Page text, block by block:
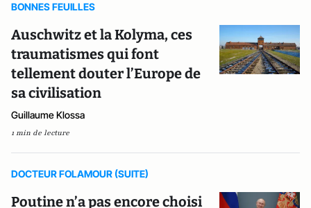
BONNES FEUILLES
Auschwitz et la Kolyma, ces
traumatismes qui font
tellement douter l’Europe de
sa civilisation
Guillaume Klossa
1 min de lecture
DOCTEUR FOLAMOUR (SUITE)
Poutine n’a pas encore choisi